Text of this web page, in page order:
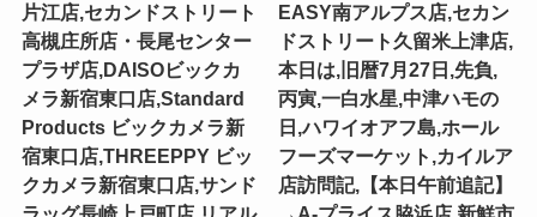
片江店,セカンドストリート
高槻庄所店・長尾センター
プラザ店,DAISOビックカ
メラ新宿東口店,Standard
Products ビックカメラ新
宿東口店,THREEPPY ビッ
クカメラ新宿東口店,サンド
EASY南アルプス店,セカン
ドストリート久留米上津店,
本日は,旧暦7月27日,先負,
丙寅,一白水星,中津ハモの
日,ハワイオアフ島,ホール
フーズマーケット,カイルア
店訪問記,【本日午前追記】